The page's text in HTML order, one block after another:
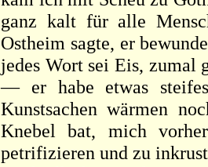
ganz kalt für alle
Ostheim sagte, er
jedes Wort sei Eis, zumal
— er habe etwas
Kunstsachen wärmen
Knebel bat, mich
petrifizieren und zu